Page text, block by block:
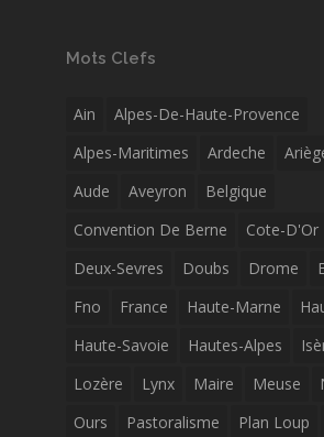
Mots Clefs
Ain
Alpes-De-Haute-Provence
Alpes-Maritimes
Ardeche
Aude
Aveyron
Belgique
Convention De Berne
Cote-D'Or
Deux-Sevres
Doubs Drome
Fno
France Haute-Marne
Haute-Savoie
Hautes-Alpes
Lozère
Lynx Maire Meuse
Ours
Pastoralisme Plan Loup